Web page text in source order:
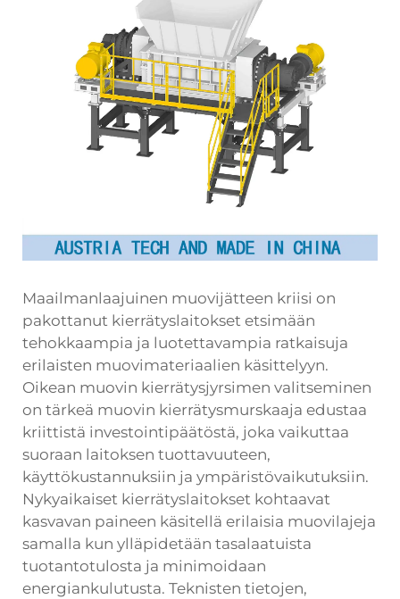
Maailmanlaajuinen muovijätteen kriisi on
pakottanut kierrätyslaitokset etsimään
tehokkaampia ja luotettavampia ratkaisuja
erilaisten muovimateriaalien käsittelyyn.
Oikean muovin kierrätysjyrsimen valitseminen
on tärkeä muovin kierrätysmurskaaja edustaa
kriittistä investointipäätöstä, joka vaikuttaa
suoraan laitoksen tuottavuuteen,
käyttökustannuksiin ja ympäristövaikutuksiin.
Nykyaikaiset kierrätyslaitokset kohtaavat
kasvavan paineen käsitellä erilaisia muovilajeja
samalla kun ylläpidetään tasalaatuista
tuotantotulosta ja minimoidaan
energiankulutusta. Teknisten tietojen,